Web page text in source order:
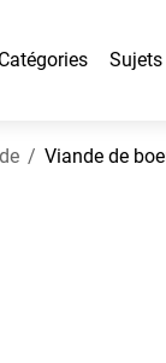
Catégories Sujets
Viande de